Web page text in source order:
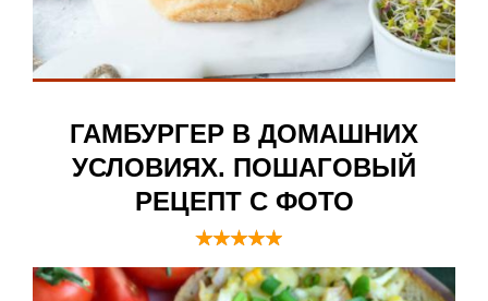
ГАМБУРГЕР В ДОМАШНИХ
УСЛОВИЯХ. ПОШАГОВЫЙ
РЕЦЕПТ С ФОТО